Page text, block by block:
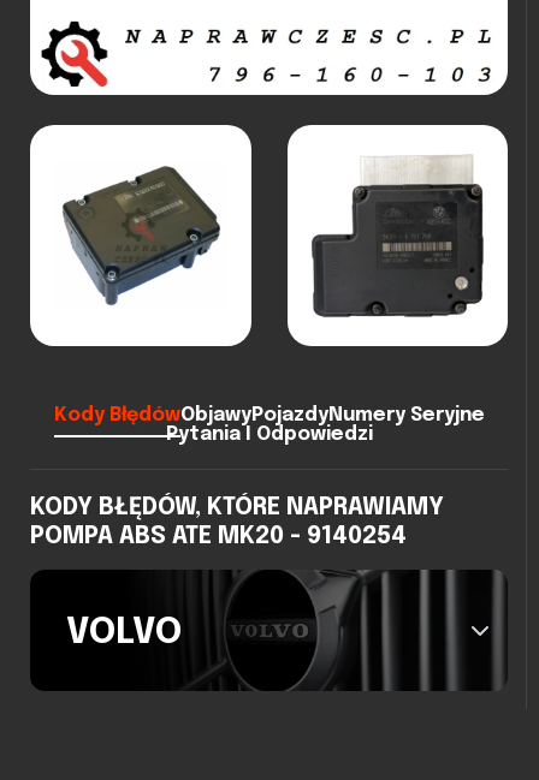
Kody BłędówObjawyPojazdyNumery Seryjne
Pytania I Odpowiedzi
KODY BŁĘDÓW, KTÓRE NAPRAWIAMY
POMPA ABS ATE MK20 - 9140254
VOLVO